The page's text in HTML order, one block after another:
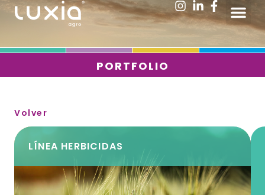
PORTFOLIO
Volver
LÍNEA HERBICIDAS